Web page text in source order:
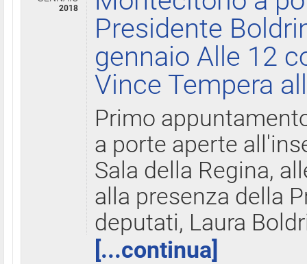
2018
Presidente
gennaio Alle 12
Vince Tempera
Primo
a porte aperte
Sala della Regina,
alla presenza della
deputati, Laura
[...continua]